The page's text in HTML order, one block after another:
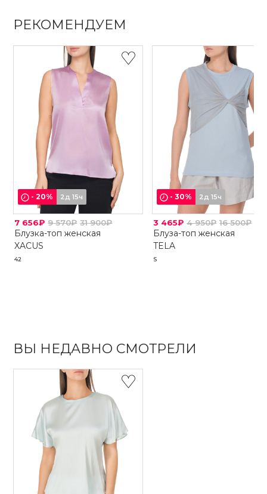
РЕКОМЕНДУЕМ
-20% 2д 15ч
7 656₽ 9 570₽ 31 900₽
Блузка-топ женская
XACUS
42
-30% 2д 15ч
3 465₽ 4 950₽ 16 500₽
Блуза-топ женская
TELA
S
ВЫ НЕДАВНО СМОТРЕЛИ